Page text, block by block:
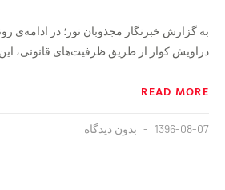
به گزارش خبرنگار مجذوبان نور؛ در ادامه‌ی
دراویش کوار از طریق ظرفیت‌های قانونی، این
READ MORE
1396-08-07 بدون دیدگاه